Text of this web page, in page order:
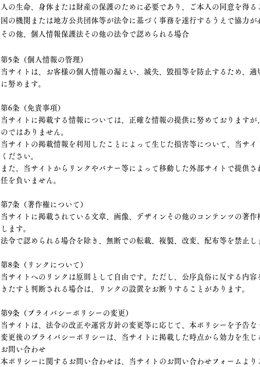
人の生命、身体または財産の保護のために必要であり、ご本人の同意を得る
国の機関または地方公共団体等が法令に基づく事務を遂行するうえで協力が
その他、個人情報保護法その他の法令で認められる場合
第5条（個人情報の管理）
当サイトは、お客様の個人情報の漏えい、滅失、毀損等を防止するため、
に努めます。
第6条（免責事項）
当サイトに掲載する情報については、正確な情報の提供に努めております
のではありません。
当サイトの掲載情報を利用したことによって生じた損害等について、当サ
ください。
また、当サイトからリンクやバナー等によって移動した外部サイトで提供
任を負いません。
第7条（著作権について）
当サイトに掲載されている文章、画像、デザインその他のコンテンツの著
します。
法令で認められる場合を除き、無断での転載、複製、改変、配布等を禁止し
第8条（リンクについて）
当サイトへのリンクは原則として自由です。ただし、公序良俗に反する内
きたすと判断される場合は、リンクの設置をお断りすることがあります。
第9条（プライバシーポリシーの変更）
当サイトは、法令の改正や運営方針の変更等に応じて、本ポリシーを予告な
変更後のプライバシーポリシーは、当サイトに掲載した時点から効力を生じ
お問い合わせ
本ポリシーに関するお問い合わせは、当サイトのお問い合わせフォームより